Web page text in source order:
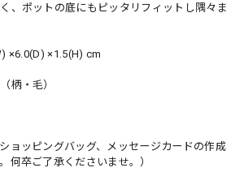
、ポットの底にもピッタリフィットし隅々ま
×6.0(D) ×1.5(H) cm
柄・毛）
ョッピングバッグ、メッセージカードの作成
何卒ご了承くださいませ。）